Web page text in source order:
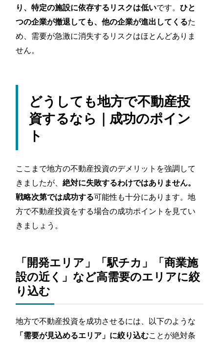
り、特定の施設に依存するリスクは低いです。ひと
つの企業が撤退しても、他の企業が進出してくるた
め、需要が急激に消失するリスクはほとんどありま
せん。
どうしても地方で不動産投
資するなら｜成功のポイン
ト
ここまで地方の不動産投資のデメリットを強調して
きましたが、絶対に失敗するわけではありません。
戦略次第では成功する可能性も十分にあります。地
方で不動産投資をする場合の成功ポイントを見てい
きましょう。
「開発エリア」「駅チカ」「商業施
設の近く」など高需要のエリアに絞
り込む
地方で不動産投資を成功させるには、以下のような
「需要が見込めるエリア」に絞り込むことが絶対条